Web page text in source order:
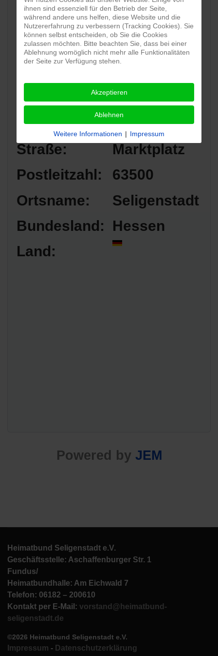
Standort:
Innenstadt
Seligenstadt
Straße:
Marktplatz
Postleitzahl:
63500
Ortsname:
Seligenstadt
Bundesland:
Hessen
Land:
Powered by JEM
Heimatbund Seligenstadt e.V.
Geschäftsstelle: Aschaffenburger Str. 1
Fundus/
Heimatbundhalle: Am Eichwald 7
Telefon: 06182 – 200610
Kontakt per E-Mail: vorstand@heimatbund-
seligenstadt.de
©2026 Heimatbund Seligenstadt e.V.
Impressum - Datenschutzerklärung
ihnen sind essenziell für den Betrieb der Seite,
während andere uns helfen, diese Website und die
Nutzererfahrung zu verbessern (Tracking Cookies). Sie
können selbst entscheiden, ob Sie die Cookies
zulassen möchten. Bitte beachten Sie, dass bei einer
Ablehnung womöglich nicht mehr alle Funktionalitäten
der Seite zur Verfügung stehen.
Akzeptieren
Ablehnen
Weitere Informationen | Impressum